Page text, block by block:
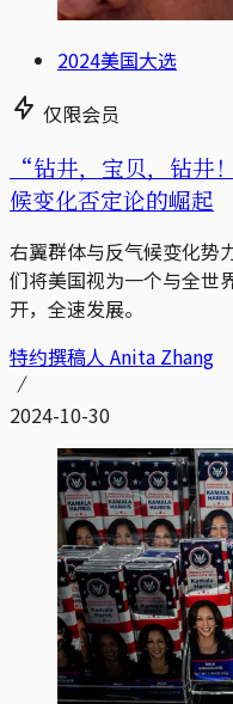
2024美国大选
仅限会员
“钻井，宝贝，钻井
候变化否定论的崛起
右翼群体与反气候变化势
们将美国视为一个与全世
开，全速发展。
特约撰稿人 Anita Zhang
2024-10-30